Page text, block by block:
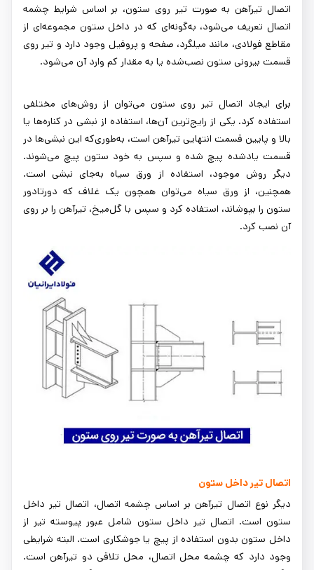
اتصال تیرآهن به‌ صورت تیر روی ستون، بر اساس شرایط چشمه
اتصال تعریف می‌شود، به‌گونه‌ای که در داخل ستون مجموعه‌ای از
مقاطع فولادی، مانند میلگرد، صفحه و پروفیل وجود دارد و تیر روی
قسمت بیرونی ستون نصب‌شده یا به مقدار کم وارد آن می‌شود.
برای ایجاد اتصال تیر روی ستون می‌توان از روش‌های مختلفی
استفاده کرد. یکی از رایج‌ترین آن‌ها، استفاده از نبشی در کناره‌ها یا
بالا و پایین قسمت انتهایی تیرآهن است، به‌طوری‌که این نبشی‌ها در
قسمت یادشده پیچ شده و سپس به خود ستون پیچ می‌شوند.
دیگر روش موجود، استفاده از ورق سیاه به‌جای نبشی است.
همچنین، از ورق سیاه می‌توان همچون یک غلاف که دورتادور
ستون را بپوشاند، استفاده کرد و سپس با گل‌میخ، تیرآهن را بر روی
آن نصب کرد.
اتصال تیر داخل ستون
دیگر نوع اتصال تیرآهن بر اساس چشمه اتصال، اتصال تیر داخل
ستون است. اتصال تیر داخل ستون شامل عبور پیوسته تیر از
داخل ستون بدون استفاده از پیچ یا جوشکاری است. البته شرایطی
وجود دارد که چشمه محل اتصال، محل تلاقی دو تیرآهن است.